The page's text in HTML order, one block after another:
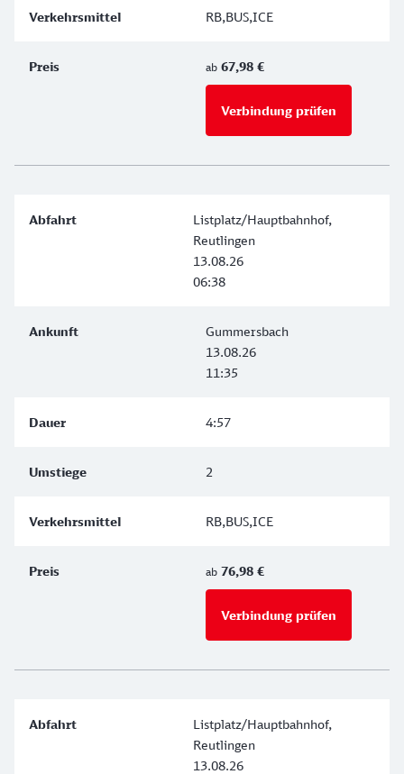
RB,BUS,ICE
ab 67,98 €
Verbindung prüfen
Listplatz/Hauptbahnhof,
Reutlingen
13.08.26
06:38
Gummersbach
13.08.26
11:35
4:57
2
RB,BUS,ICE
ab 76,98 €
Verbindung prüfen
Listplatz/Hauptbahnhof,
Reutlingen
13.08.26